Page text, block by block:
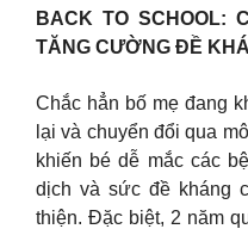
BACK TO SCHOOL:
TĂNG CƯỜNG ĐỀ
Chắc hẳn bố mẹ đang
lại và chuyển đổi qua
khiến bé dễ mắc các
dịch và sức đề kháng
thiện. Đặc biệt, 2 năm